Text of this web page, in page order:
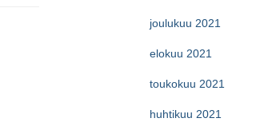
joulukuu 2021
elokuu 2021
toukokuu 2021
huhtikuu 2021